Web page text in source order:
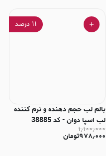
۱۱ درصد
بالم لب حجم دهنده و نرم کننده
لب اسپا دوان - كد 38885
Raspberry و کد 38883 Pink
۱٫۱۰۰٫۰۰۰
۹۷۸٫۰۰۰تومان